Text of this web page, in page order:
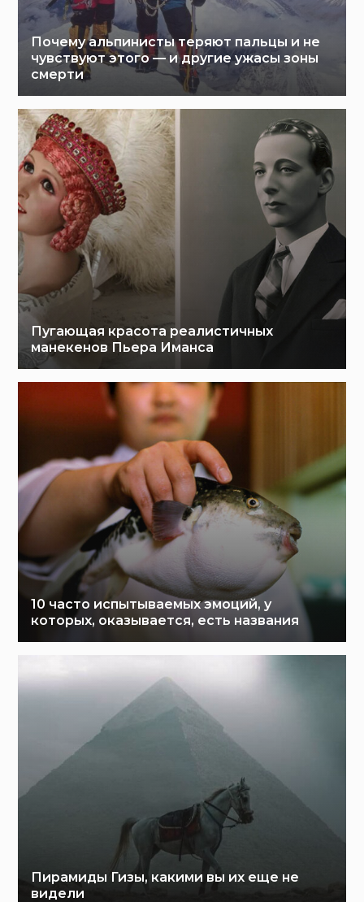
Почему альпинисты теряют пальцы и не
чувствуют этого — и другие ужасы зоны
смерти
Пугающая красота реалистичных
манекенов Пьера Иманса
10 часто испытываемых эмоций, у
которых, оказывается, есть названия
Пирамиды Гизы, какими вы их еще не
видели